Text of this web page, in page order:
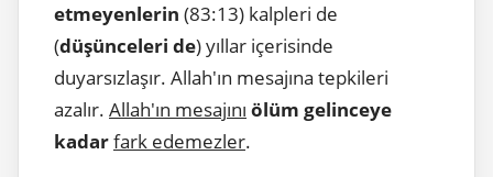
etmeyenlerin (83:13) kalpleri de
(düşünceleri de) yıllar içerisinde
duyarsızlaşır. Allah'ın mesajına tepkileri
azalır. Allah'ın mesajını ölüm gelinceye
kadarfark edemezler.